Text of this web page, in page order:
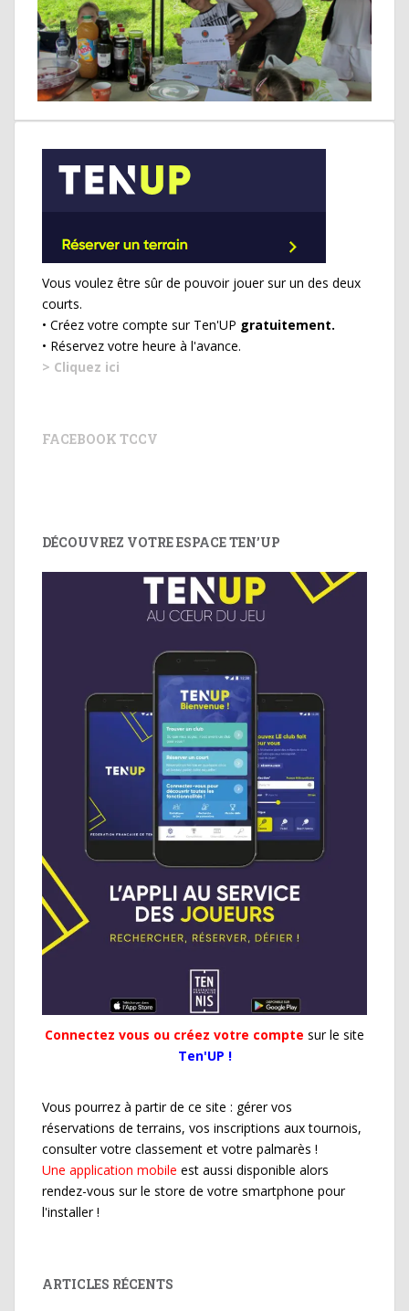
Vous voulez être sûr de pouvoir jouer sur un des deux
courts.
• Créez votre compte sur Ten'UP gratuitement.
• Réservez votre heure à l'avance.
> Cliquez ici
FACEBOOK TCCV
DÉCOUVREZ VOTRE ESPACE TEN’UP
Connectez vous ou créez votre compte sur le site
Ten'UP !
Vous pourrez à partir de ce site : gérer vos
réservations de terrains, vos inscriptions aux tournois,
consulter votre classement et votre palmarès !
Une application mobile est aussi disponible alors
rendez-vous sur le store de votre smartphone pour
l'installer !
ARTICLES RÉCENTS